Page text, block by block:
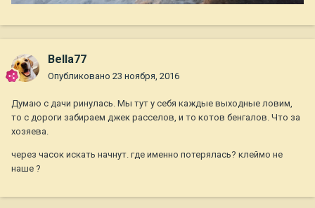
Bella77
Опубликовано 23 ноября, 2016
Думаю с дачи ринулась. Мы тут у себя каждые выходные ловим,
то с дороги забираем джек расселов, и то котов бенгалов. Что за
хозяева.
через часок искать начнут. где именно потерялась? клеймо не
наше ?